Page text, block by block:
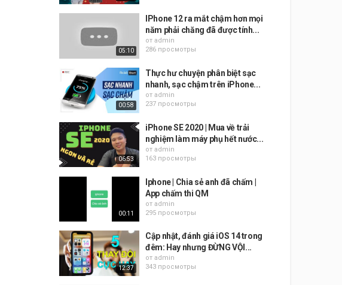
05:10
IPhone 12 ra mắt chậm hơn mọi
năm phải chăng đã được tính...
от admin
286 просмотры
00:58
Thực hư chuyện phân biệt sạc
nhanh, sạc chậm trên iPhone...
от admin
237 просмотры
06:53
iPhone SE 2020 | Mua về trải
nghiệm làm máy phụ hết nước...
от admin
163 просмотры
00:11
Iphone | Chia sẻ anh đã chấm |
App chấm thi QM
от admin
295 просмотры
12:37
Cập nhật, đánh giá iOS 14 trong
đêm: Hay nhưng ĐỪNG VỘI...
от admin
343 просмотры